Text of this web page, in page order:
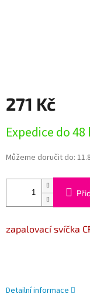
271 Kč
cena:
Expedice do
Můžeme doručit do:
zapalovací svíčka
Detailní informace